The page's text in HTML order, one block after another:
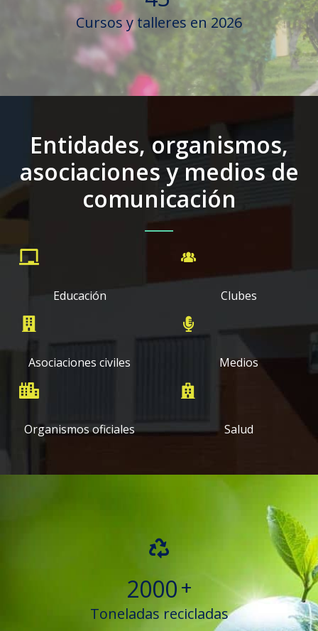
Cursos y talleres en 2026
Entidades, organismos,
asociaciones y medios de
comunicación
Educación Clubes
Asociaciones civiles Medios
Organismos oficiales Salud
2000+
Toneladas recicladas